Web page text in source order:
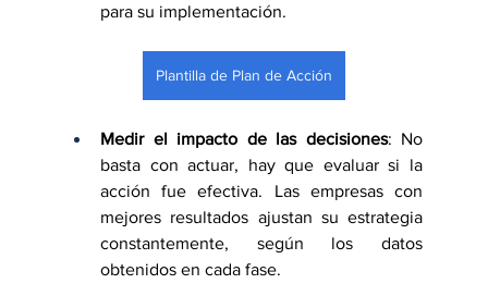
para su implementación.
Plantilla de Plan de Acción
Medir el impacto de las decisiones: No
basta con actuar, hay que evaluar si la
acción fue efectiva. Las empresas con
mejores resultados ajustan su estrategia
constantemente, según los datos
obtenidos en cada fase.